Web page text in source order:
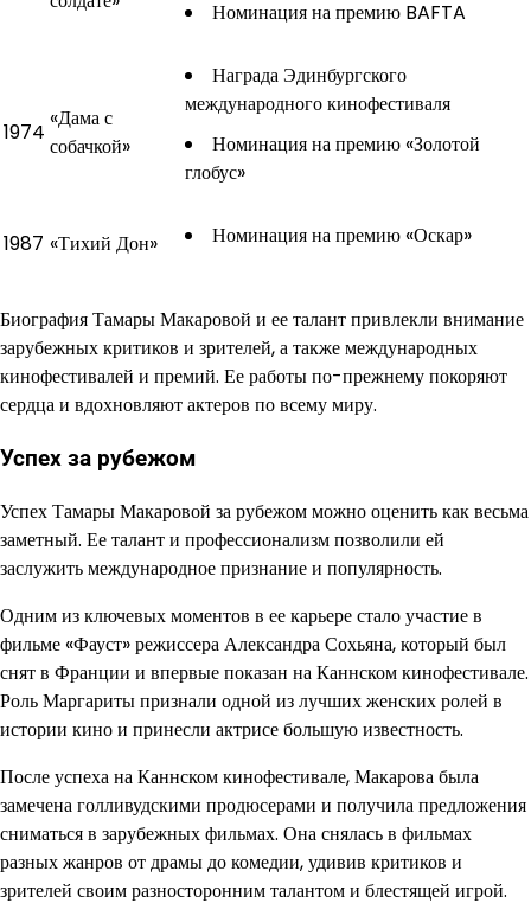
Номинация на премию BAFTA
1974
«Дама с
собачкой»
Награда Эдинбургского
международного кинофестиваля
Номинация на премию «Золотой
глобус»
1987 «Тихий Дон» Номинация на премию «Оскар»
Биография Тамары Макаровой и ее талант привлекли внимание
зарубежных критиков и зрителей, а также международных
кинофестивалей и премий. Ее работы по-прежнему покоряют
сердца и вдохновляют актеров по всему миру.
Успех за рубежом
Успех Тамары Макаровой за рубежом можно оценить как весьма
заметный. Ее талант и профессионализм позволили ей
заслужить международное признание и популярность.
Одним из ключевых моментов в ее карьере стало участие в
фильме «Фауст» режиссера Александра Сохьяна, который был
снят в Франции и впервые показан на Каннском кинофестивале.
Роль Маргариты признали одной из лучших женских ролей в
истории кино и принесли актрисе большую известность.
После успеха на Каннском кинофестивале, Макарова была
замечена голливудскими продюсерами и получила предложения
сниматься в зарубежных фильмах. Она снялась в фильмах
разных жанров от драмы до комедии, удивив критиков и
зрителей своим разносторонним талантом и блестящей игрой.